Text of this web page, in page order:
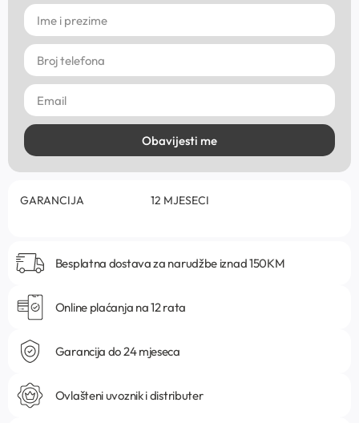
Obavijesti me
GARANCIJA 12 MJESECI
Besplatna dostava za narudžbe iznad 150KM
Online plaćanja na 12 rata
Garancija do 24 mjeseca
Ovlašteni uvoznik i distributer